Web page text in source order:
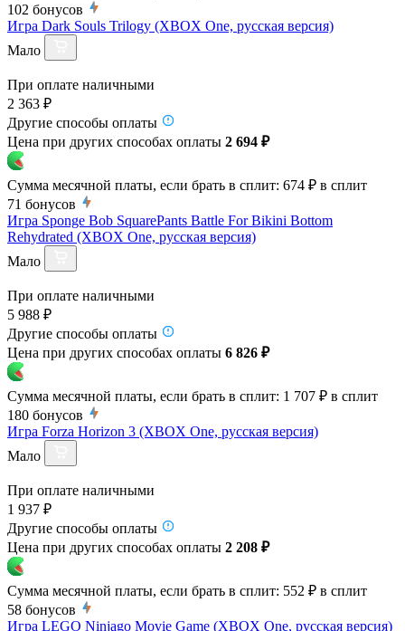
102 бонусов
Игра Dark Souls Trilogy (XBOX One, русская версия)
Мало
При оплате наличными
2 363 ₽
Другие способы оплаты
Цена при других способах оплаты 2 694 ₽
Сумма месячной платы, если брать в сплит: 674 ₽ в сплит
71 бонусов
Игра Sponge Bob SquarePants Battle For Bikini Bottom
Rehydrated (XBOX One, русская версия)
Мало
При оплате наличными
5 988 ₽
Другие способы оплаты
Цена при других способах оплаты 6 826 ₽
Сумма месячной платы, если брать в сплит: 1 707 ₽ в сплит
180 бонусов
Игра Forza Horizon 3 (XBOX One, русская версия)
Мало
При оплате наличными
1 937 ₽
Другие способы оплаты
Цена при других способах оплаты 2 208 ₽
Сумма месячной платы, если брать в сплит: 552 ₽ в сплит
58 бонусов
Игра LEGO Ninjago Movie Game (XBOX One, русская версия)